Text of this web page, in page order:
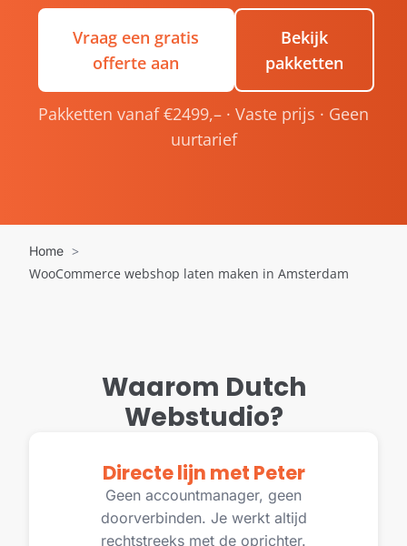
Vraag een gratis
offerte aan
Bekijk
pakketten
Pakketten vanaf €2499,– · Vaste prijs · Geen
uurtarief
Home
WooCommerce webshop laten maken in Amsterdam
Waarom Dutch
Webstudio?
Directe lijn met Peter
Geen accountmanager, geen
doorverbinden. Je werkt altijd
rechtstreeks met de oprichter.